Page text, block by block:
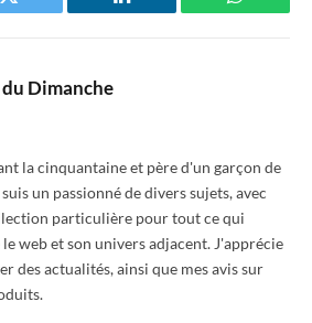
Twitter LinkedIn
Dimanche
la cinquantaine et père d'un garçon de
suis un passionné de divers sujets, avec
particulière pour tout ce qui
web et son univers adjacent. J'apprécie
des actualités, ainsi que mes avis sur